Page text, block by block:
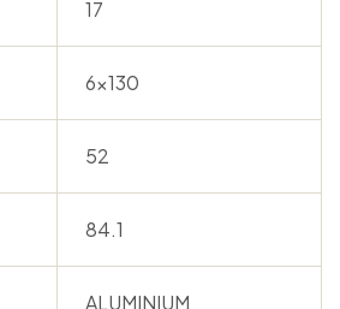
17
6×130
52
84.1
ALUMINIUM